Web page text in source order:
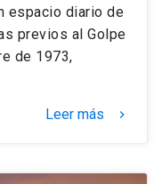
espacio diario de
previos al Golpe
de 1973,
Leer más keyboard_arrow_right